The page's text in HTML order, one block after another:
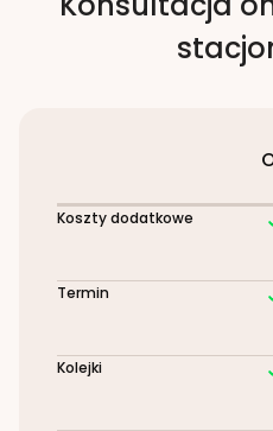
Koszty dodatkowe
Termin
Kolejki